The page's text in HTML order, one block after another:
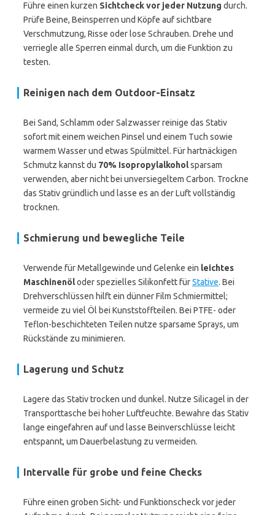
Führe einen kurzen Sichtcheck vor jeder Nutzung durch.
Prüfe Beine, Beinsperren und Köpfe auf sichtbare
Verschmutzung, Risse oder lose Schrauben. Drehe und
verriegle alle Sperren einmal durch, um die Funktion zu
testen.
Reinigen nach dem Outdoor-Einsatz
Bei Sand, Schlamm oder Salzwasser reinige das Stativ
sofort mit einem weichen Pinsel und einem Tuch sowie
warmem Wasser und etwas Spülmittel. Für hartnäckigen
Schmutz kannst du 70% Isopropylalkoholsparsam
verwenden, aber nicht bei unversiegeltem Carbon. Trockne
das Stativ gründlich und lasse es an der Luft vollständig
trocknen.
Schmierung und bewegliche Teile
Verwende für Metallgewinde und Gelenke ein leichtes
Maschinenöloder spezielles Silikonfett fürStative. Bei
Drehverschlüssen hilft ein dünner Film Schmiermittel;
vermeide zu viel Öl bei Kunststoffteilen. Bei PTFE- oder
Teflon-beschichteten Teilen nutze sparsame Sprays, um
Rückstände zu minimieren.
Lagerung und Schutz
Lagere das Stativ trocken und dunkel. Nutze Silicagel in der
Transporttasche bei hoher Luftfeuchte. Bewahre das Stativ
lange eingefahren auf und lasse Beinverschlüsse leicht
entspannt, um Dauerbelastung zu vermeiden.
Intervalle für grobe und feine Checks
Führe einen groben Sicht- und Funktionscheck vor jeder